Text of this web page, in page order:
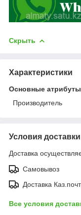
Скрыть
Характеристики
Основные атрибуты
Производитель
Условия доставки
Доставка
Самовывоз
Доставка
Все условия